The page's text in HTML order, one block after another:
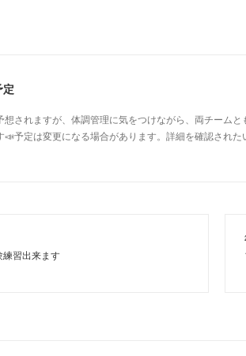
されますが、体調管理に気をつけながら、両チーム
📣予定は変更になる場合があります。詳細を確認され
練習出来ます